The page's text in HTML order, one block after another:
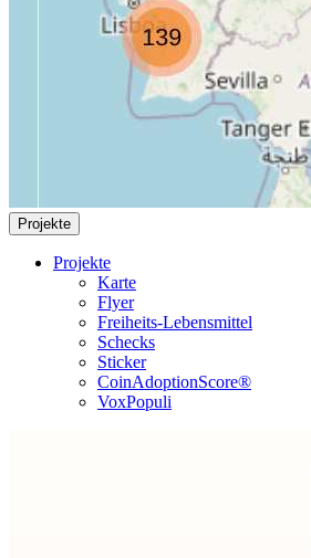
Projekte
Projekte
Karte
Flyer
Freiheits-Lebensmittel
Schecks
Sticker
CoinAdoptionScore®
VoxPopuli